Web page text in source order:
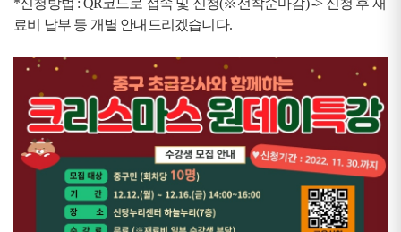
*신청방법 : QR코드로 접속 및 신청(※선착순마감) -> 신청 후 재
료비 납부 등 개별 안내드리겠습니다.